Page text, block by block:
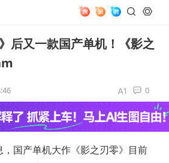
后又一款国产单机！《影之
0
国产单机大作《影之刃零》目前